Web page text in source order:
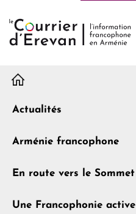
H
Actualités
Arménie francophone
En route vers le Sommet
Une Francophonie active